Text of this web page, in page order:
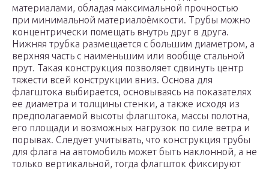
материалами, обладая максимальной прочностью
при минимальной материалоёмкости. Трубы можно
концентрически помещать внутрь друг в друга.
Нижняя трубка размещается с большим диаметром, а
верхняя часть с наименьшим или вообще стальной
прут. Такая конструкция позволяет сдвинуть центр
тяжести всей конструкции вниз. Основа для
флагштока выбирается, основываясь на показателях
ее диаметра и толщины стенки, а также исходя из
предполагаемой высоты флагштока, массы полотна,
его площади и возможных нагрузок по силе ветра и
порывах. Следует учитывать, что конструкция трубы
для флага на автомобиль может быть наклонной, а не
только вертикальной, тогда флагшток фиксируют